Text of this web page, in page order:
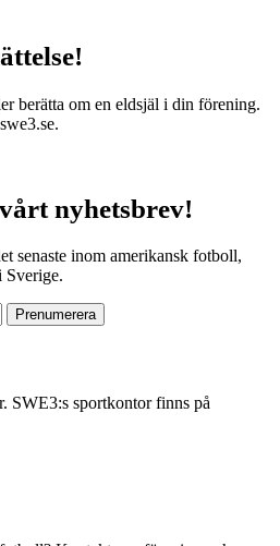
berätta om en eldsjäl i din förening.
nyhetsbrev!
senaste inom amerikansk fotboll,
SWE3:s sportkontor finns på